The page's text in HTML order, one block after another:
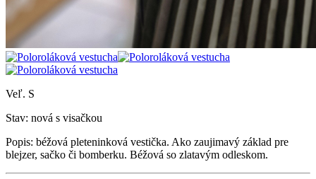
Veľ. S
Stav: nová s visačkou
Popis: béžová pleteninková vestička. Ako zaujimavý základ pre
blejzer, sačko či bomberku. Béžová so zlatavým odleskom.